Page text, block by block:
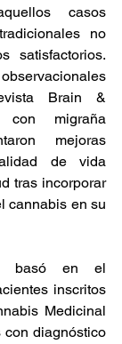
casos
no
satisfactorios.
Brain &
con migraña
mejoras
de vida
tras incorporar
cannabis en su
basó en el
inscritos
Medicinal
diagnóstico